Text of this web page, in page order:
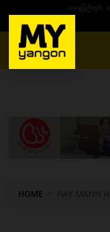
ယနေ့ပြည်တွင်း ၁၅ ပဲ
MENU
HOME HAY MANN